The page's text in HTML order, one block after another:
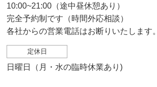
10:00~21:00（途中昼休憩あり）
完全予約制です（時間外応相談）
各社からの営業電話はお断りいたします。
定休日
日曜日（月・水の臨時休業あり)